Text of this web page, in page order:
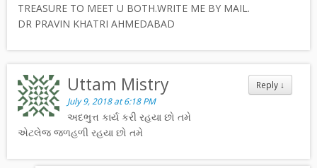
TREASURE TO MEET U BOTH.WRITE ME BY MAIL.
DR PRAVIN KHATRI AHMEDABAD
Reply ↓
Uttam Mistry
July 9, 2018 at 6:18 PM
અદભુત્ત કાર્ય કરી રહયા છો તમે
એટલેજ જ્ળહળી રહયા છો તમે